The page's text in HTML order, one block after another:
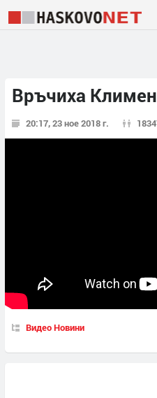
Връчиха
20:17, 23 ное 2018 г.
Видео Новини